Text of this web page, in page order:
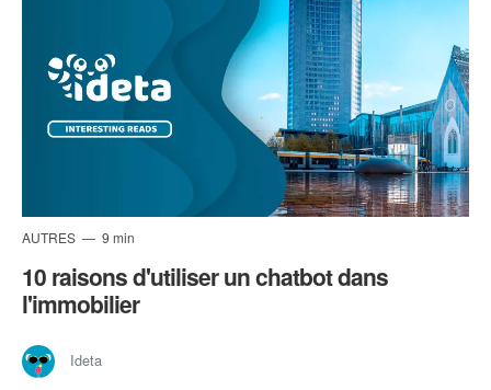
AUTRES 9 min
10 raisons d'utiliser un chatbot dans
l'immobilier
Ideta